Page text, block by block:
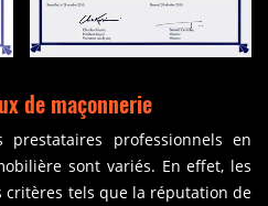
de maçonnerie
professionnels en
sont variés. En effet, les
tels que la réputation de